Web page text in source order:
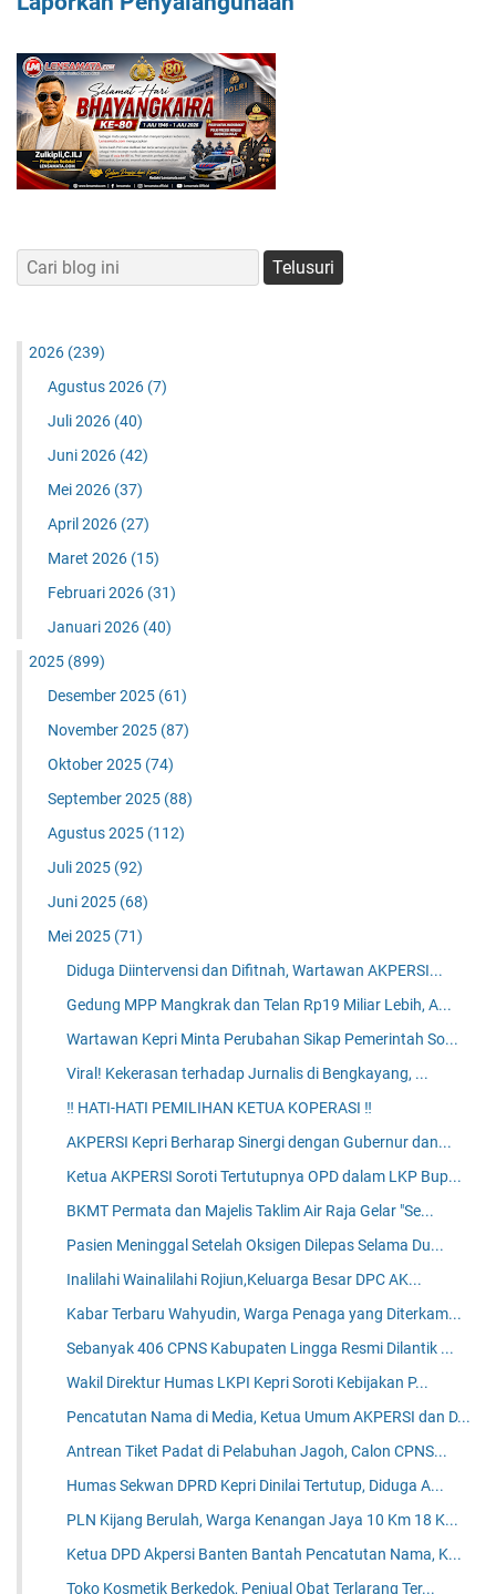
2026 (239)
Agustus 2026 (7)
Juli 2026 (40)
Juni 2026 (42)
Mei 2026 (37)
April 2026 (27)
Maret 2026 (15)
Februari 2026 (31)
Januari 2026 (40)
2025 (899)
Desember 2025 (61)
November 2025 (87)
Oktober 2025 (74)
September 2025 (88)
Agustus 2025 (112)
Juli 2025 (92)
Juni 2025 (68)
Mei 2025 (71)
Diduga Diintervensi dan Difitnah, Wartawan AKPERSI...
Gedung MPP Mangkrak dan Telan Rp19 Miliar Lebih, A...
Wartawan Kepri Minta Perubahan Sikap Pemerintah So...
Viral! Kekerasan terhadap Jurnalis di Bengkayang, ...
‼️ HATI-HATI PEMILIHAN KETUA KOPERASI ‼️
AKPERSI Kepri Berharap Sinergi dengan Gubernur dan...
Ketua AKPERSI Soroti Tertutupnya OPD dalam LKP Bup...
BKMT Permata dan Majelis Taklim Air Raja Gelar "Se...
Pasien Meninggal Setelah Oksigen Dilepas Selama Du...
Inalilahi Wainalilahi Rojiun,Keluarga Besar DPC AK...
Kabar Terbaru Wahyudin, Warga Penaga yang Diterkam...
Sebanyak 406 CPNS Kabupaten Lingga Resmi Dilantik ...
Wakil Direktur Humas LKPI Kepri Soroti Kebijakan P...
Pencatutan Nama di Media, Ketua Umum AKPERSI dan D...
Antrean Tiket Padat di Pelabuhan Jagoh, Calon CPNS...
Humas Sekwan DPRD Kepri Dinilai Tertutup, Diduga A...
PLN Kijang Berulah, Warga Kenangan Jaya 10 Km 18 K...
Ketua DPD Akpersi Banten Bantah Pencatutan Nama, K...
Toko Kosmetik Berkedok, Penjual Obat Terlarang Ter...